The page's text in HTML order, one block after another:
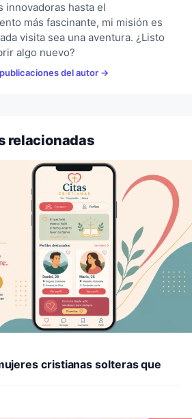
innovadoras hasta el
más fascinante, mi misión es
visita sea una aventura. ¿Listo
algo nuevo?
del autor
relacionadas
cristianas solteras que